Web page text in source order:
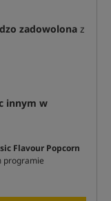
zadowolona z
innym w
Flavour Popcorn
programie